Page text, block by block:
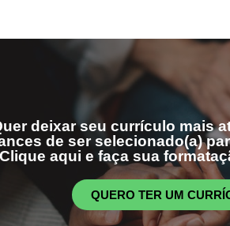
deixar seu currículo mais
de ser selecionado(a)
aqui e faça sua
QUERO TER UM